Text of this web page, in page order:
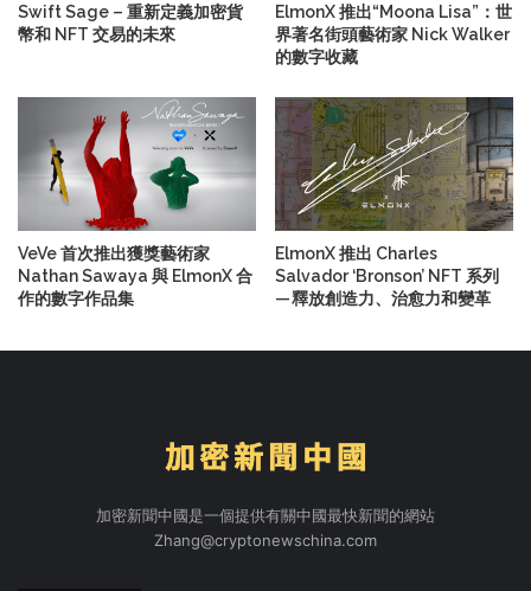
Swift Sage – 重新定義加密貨
幣和 NFT 交易的未來
ElmonX 推出“Moona Lisa”：世
界著名街頭藝術家 Nick Walker
的數字收藏
VeVe 首次推出獲獎藝術家
Nathan Sawaya 與 ElmonX 合
作的數字作品集
ElmonX 推出 Charles
Salvador ‘Bronson’ NFT 系列
— 釋放創造力、治愈力和變革
加密新聞中國是一個提供有關中國最快新聞的網站
Zhang@cryptonewschina.com